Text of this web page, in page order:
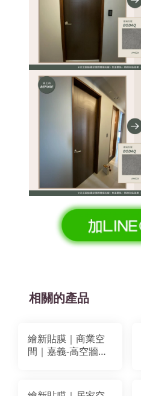
相關的產品
繪新貼膜｜商業空
間｜嘉義-高空牆＋